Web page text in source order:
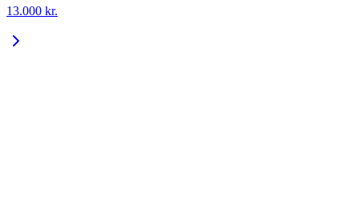
13.000 kr.